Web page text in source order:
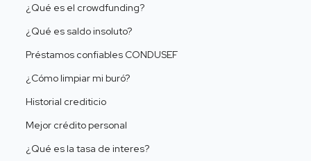
¿Qué es el crowdfunding?
¿Qué es saldo insoluto?
Préstamos confiables CONDUSEF
¿Cómo limpiar mi buró?
Historial crediticio
Mejor crédito personal
¿Qué es la tasa de interes?